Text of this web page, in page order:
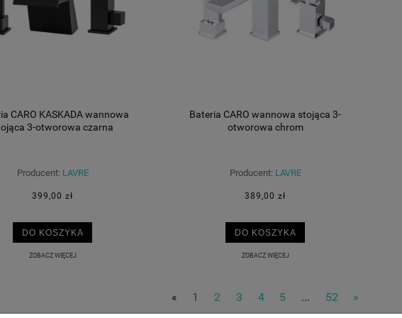
CARO KASKADA wannowa
3-otworowa czarna
Producent: LAVRE
399,00 zł
DO KOSZYKA
ZOBACZ WIĘCEJ
Bateria CARO wannowa stojąca 3-
otworowa chrom
Producent: LAVRE
389,00 zł
DO KOSZYKA
ZOBACZ WIĘCEJ
« 1 2 3 4 5 ... 52 »